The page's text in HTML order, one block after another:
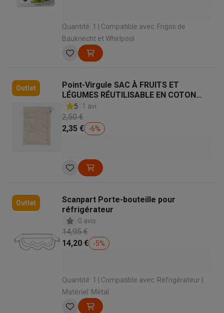
Quantité: 1 | Compatible avec: Frigos de
Bauknecht et Whirlpool
Outlet
Point-Virgule SAC À FRUITS ET
LÉGUMES RÉUTILISABLE EN COTON
30X40CM
5 1 avi
2,50 €
2,35 €
-6%
Outlet
Scanpart Porte-bouteille pour
réfrigérateur
0 avis
14,95 €
14,20 €
-5%
Quantité: 1 | Compatible avec: Réfrigérateur |
Matériel: Métal